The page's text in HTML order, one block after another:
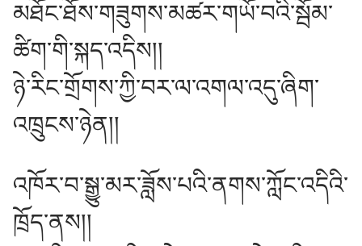
མཐོང་ཐོས་གཟུགས་མཚར་གཡོ་བའི་སྦོམ་
ཚིག་གི་སྐད་འདིས།།
ཉེ་རིང་གྲོགས་ཀྱི་བར་ལ་འགལ་འདུ་ཞིག་
འཁྲུངས་ཉེན།།
འཁོར་བ་སྒྱུ་མར་ཟློས་པའི་ནགས་ཀློང་འདིའི་
ཁྲོད་ནས།།